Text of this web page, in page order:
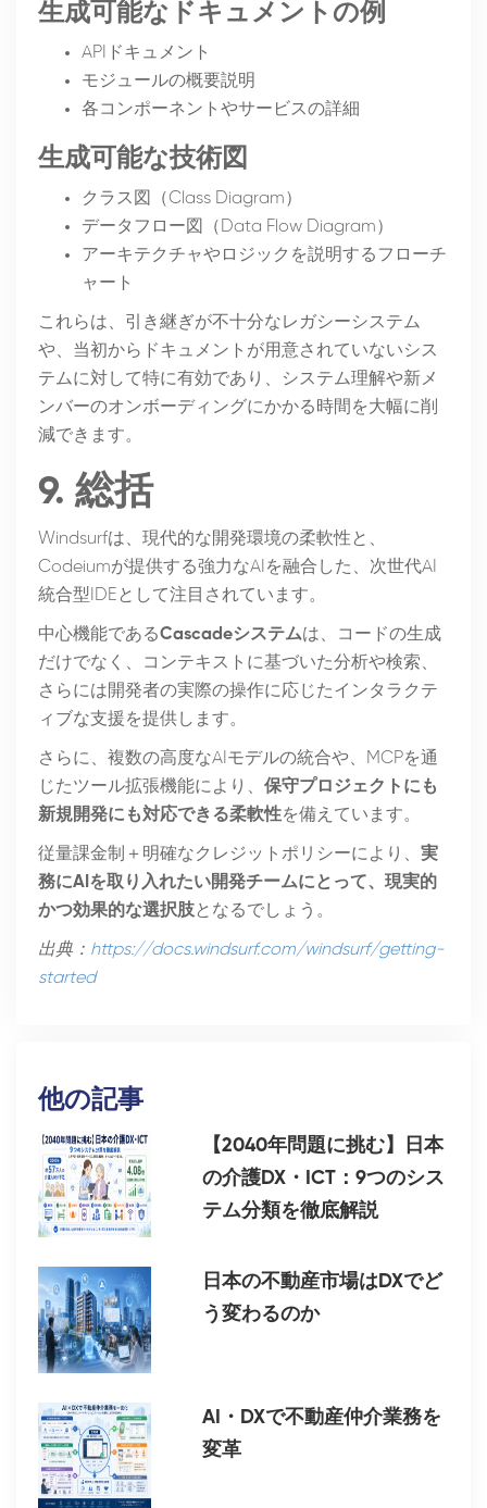
生成可能なドキュメントの例
APIドキュメント
モジュールの概要説明
各コンポーネントやサービスの詳細
生成可能な技術図
クラス図（Class Diagram）
データフロー図（Data Flow Diagram）
アーキテクチャやロジックを説明するフローチ
ャート
これらは、引き継ぎが不十分なレガシーシステム
や、当初からドキュメントが用意されていないシス
テムに対して特に有効であり、システム理解や新メ
ンバーのオンボーディングにかかる時間を大幅に削
減できます。
9. 総括
Windsurfは、現代的な開発環境の柔軟性と、
Codeiumが提供する強力なAIを融合した、次世代AI
統合型IDEとして注目されています。
中心機能であるCascadeシステムは、コードの生成
だけでなく、コンテキストに基づいた分析や検索、
さらには開発者の実際の操作に応じたインタラクテ
ィブな支援を提供します。
さらに、複数の高度なAIモデルの統合や、MCPを通
じたツール拡張機能により、 保守プロジェクトにも
新規開発にも対応できる柔軟性を備えています。
従量課金制＋明確なクレジットポリシーにより、 実
務にAIを取り入れたい開発チームにとって、現実的
かつ効果的な選択肢となるでしょう。
出典： https://docs.windsurf.com/windsurf/getting-
started
他の記事
【2040年問題に挑む】日本
の介護DX・ICT：9つのシス
テム分類を徹底解説
日本の不動産市場はDXでど
う変わるのか
AI・DXで不動産仲介業務を
変革